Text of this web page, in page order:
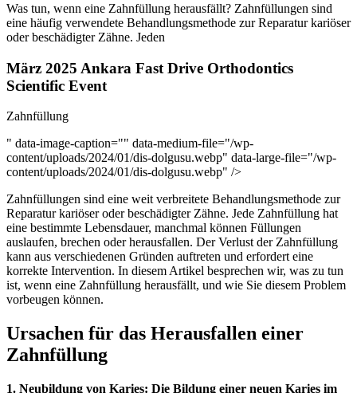
Was tun, wenn eine Zahnfüllung herausfällt? Zahnfüllungen sind
eine häufig verwendete Behandlungsmethode zur Reparatur kariöser
oder beschädigter Zähne. Jeden
März 2025 Ankara Fast Drive Orthodontics
Scientific Event
Zahnfüllung
" data-image-caption="" data-medium-file="/wp-
content/uploads/2024/01/dis-dolgusu.webp" data-large-file="/wp-
content/uploads/2024/01/dis-dolgusu.webp" />
Zahnfüllungen sind eine weit verbreitete Behandlungsmethode zur
Reparatur kariöser oder beschädigter Zähne. Jede Zahnfüllung hat
eine bestimmte Lebensdauer, manchmal können Füllungen
auslaufen, brechen oder herausfallen. Der Verlust der Zahnfüllung
kann aus verschiedenen Gründen auftreten und erfordert eine
korrekte Intervention. In diesem Artikel besprechen wir, was zu tun
ist, wenn eine Zahnfüllung herausfällt, und wie Sie diesem Problem
vorbeugen können.
Ursachen für das Herausfallen einer
Zahnfüllung
1. Neubildung von Karies: Die Bildung einer neuen Karies im